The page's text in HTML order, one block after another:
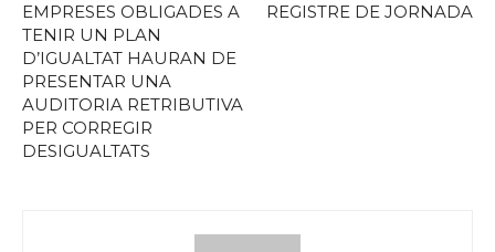
EMPRESES OBLIGADES A
TENIR UN PLAN
D’IGUALTAT HAURAN DE
PRESENTAR UNA
AUDITORIA RETRIBUTIVA
PER CORREGIR
DESIGUALTATS
REGISTRE DE JORNADA